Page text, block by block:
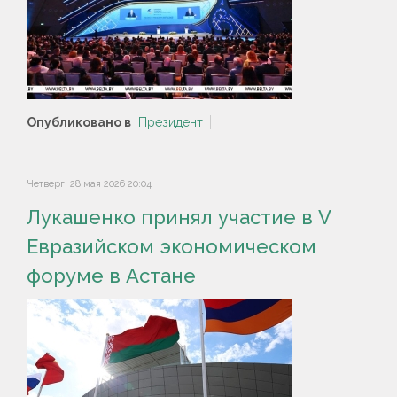
Опубликовано в Президент
Четверг, 28 мая 2026 20:04
Лукашенко принял участие в V
Евразийском экономическом
форуме в Астане